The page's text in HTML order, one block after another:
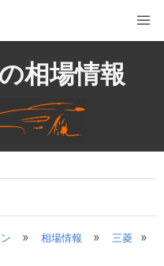
相場情報
» 相場情報 » 三菱 »